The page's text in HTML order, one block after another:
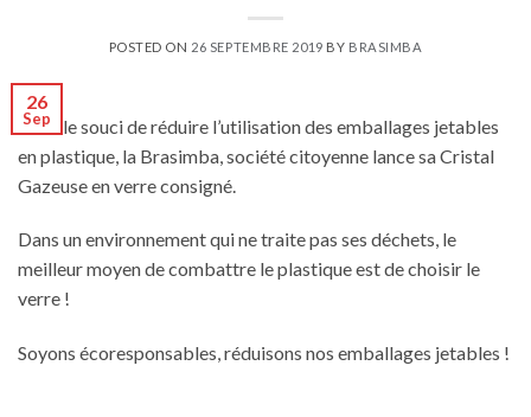
POSTED ON 26 SEPTEMBRE 2019 BY BRASIMBA
26
Sep
Dans le souci de réduire l’utilisation des emballages jetables
en plastique, la Brasimba, société citoyenne lance sa Cristal
Gazeuse en verre consigné.
Dans un environnement qui ne traite pas ses déchets, le
meilleur moyen de combattre le plastique est de choisir le
verre !
Soyons écoresponsables, réduisons nos emballages jetables !